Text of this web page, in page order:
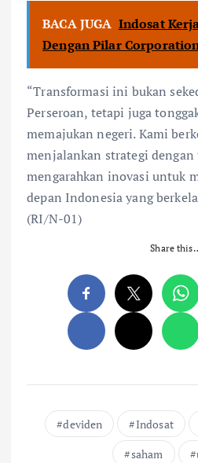
BACA JUGA Indosat
Dengan Pilar
“Transformasi ini bukan
Perseroan, tetapi juga
memajukan negeri. Kami
menjalankan strategi dengan
mengarahkan inovasi untuk
depan Indonesia yang
(RI/N-01)
Share
deviden Indosat
saham